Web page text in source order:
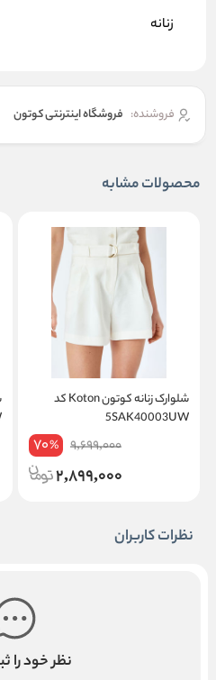
زنانه
فروشنده: فروشگاه اینترنتی کوتون
محصولات مشابه
شلوارک زنانه کوتون Koton کد
5SAK40003UW
9,699,000
70%
2,899,000
نظرات کاربران
نظر خود را